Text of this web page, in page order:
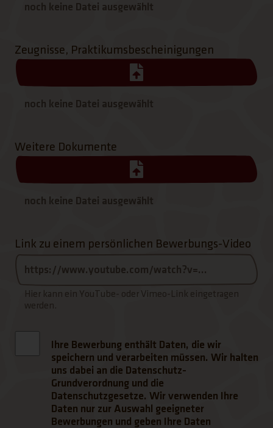
Zeugnisse, Praktikumsbescheinigungen
Weitere Dokumente
Link zu einem persönlichen Bewerbungs-Video
Hier kann ein YouTube- oder Vimeo-Link eingetragen
werden.
Ihre Bewerbung enthält Daten, die wir
speichern und verarbeiten müssen. Wir halten
uns dabei an die Datenschutz-
Grundverordnung und die
Datenschutzgesetze. Wir verwenden Ihre
Daten nur zur Auswahl geeigneter
Bewerbungen und geben Ihre Daten